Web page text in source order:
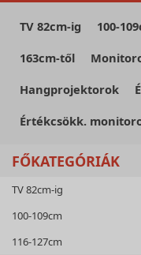
TV 82cm-ig 100-
163cm-től
Hangprojektorok
Értékcsökk.
FŐKATEGÓRIÁK
TV 82cm-ig
100-109cm
116-127cm